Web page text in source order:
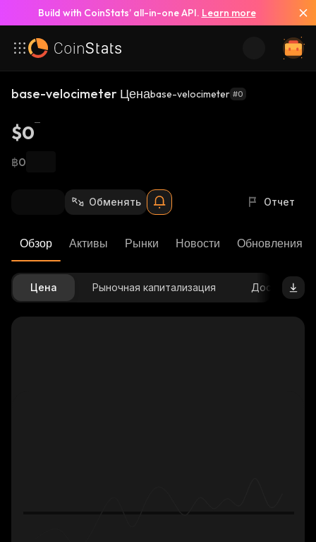
Build with CoinStats’ all-in-one API. Learn more
base-velocimeter Ценаbase-velocimeter #0
$0
฿0
Обменять Отчет
Обзор Активы Рынки Новости Обновления
Цена Рыночная капитализация Доступное